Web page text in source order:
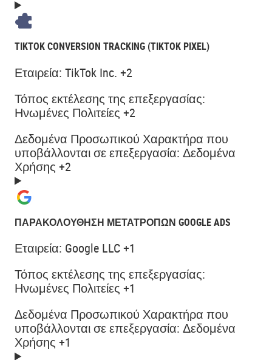
TIKTOK CONVERSION TRACKING (TIKTOK PIXEL)
Εταιρεία: TikTok Inc. +2
Τόπος εκτέλεσης της επεξεργασίας:
Ηνωμένες Πολιτείες +2
Δεδομένα Προσωπικού Χαρακτήρα που
υποβάλλονται σε επεξεργασία: Δεδομένα
Χρήσης +2
ΠΑΡΑΚΟΛΟΎΘΗΣΗ ΜΕΤΑΤΡΟΠΏΝ GOOGLE ADS
Εταιρεία: Google LLC +1
Τόπος εκτέλεσης της επεξεργασίας:
Ηνωμένες Πολιτείες +1
Δεδομένα Προσωπικού Χαρακτήρα που
υποβάλλονται σε επεξεργασία: Δεδομένα
Χρήσης +1